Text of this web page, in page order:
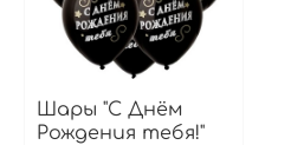
Шары "С Днём
Рождения тебя!"